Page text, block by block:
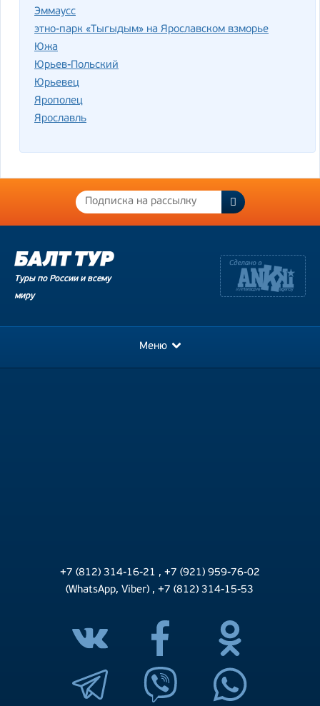
Эммаусс
этно-парк «Тыгыдым» на Ярославском взморье
Южа
Юрьев-Польский
Юрьевец
Ярополец
Ярославль
Туры по России и всему
миру
Меню
+7 (812) 314-16-21 , +7 (921) 959-76-02
(WhatsApp, Viber) ,+7 (812) 314-15-53